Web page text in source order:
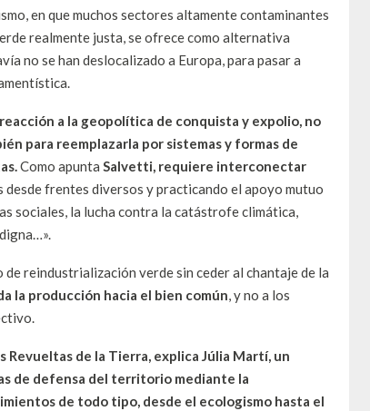
en que muchos sectores altamente contaminantes
realmente justa, se ofrece como alternativa
no se han deslocalizado a Europa, para pasar a
a la geopolítica de conquista y expolio, no
para reemplazarla por sistemas y formas de
Como apunta Salvetti, requiere interconectar
desde frentes diversos y practicando el apoyo mutuo
sociales, la lucha contra la catástrofe climática,
reindustrialización verde sin ceder al chantaje de la
la producción hacia el bien común, y no a los
de la Tierra, explica Júlia Martí, un
de defensa del territorio mediante la
de todo tipo, desde el ecologismo hasta el